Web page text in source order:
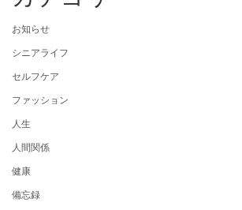
お知らせ
シニアライフ
セルフケア
ファッション
人生
人間関係
健康
備忘録